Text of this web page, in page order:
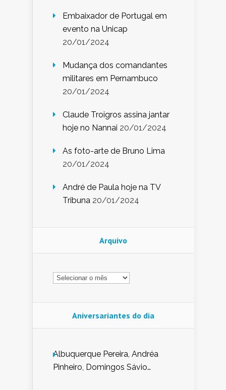
Embaixador de Portugal em
evento na Unicap
20/01/2024
Mudança dos comandantes
militares em Pernambuco
20/01/2024
Claude Troigros assina jantar
hoje no Nannai 20/01/2024
As foto-arte de Bruno Lima
20/01/2024
André de Paula hoje na TV
Tribuna 20/01/2024
Arquivo
Arquivo
Aniversariantes do dia
Albuquerque Pereira, Andréa
Pinheiro, Domingos Sávio